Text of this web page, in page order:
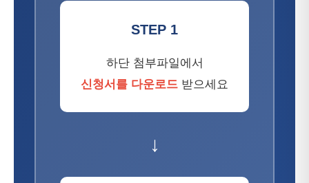
STEP 1
하단 첨부파일에서
신청서를 다운로드 받으세요
↓